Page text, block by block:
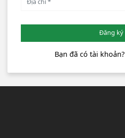
Đăng ký
Bạn đã có tài khoản?